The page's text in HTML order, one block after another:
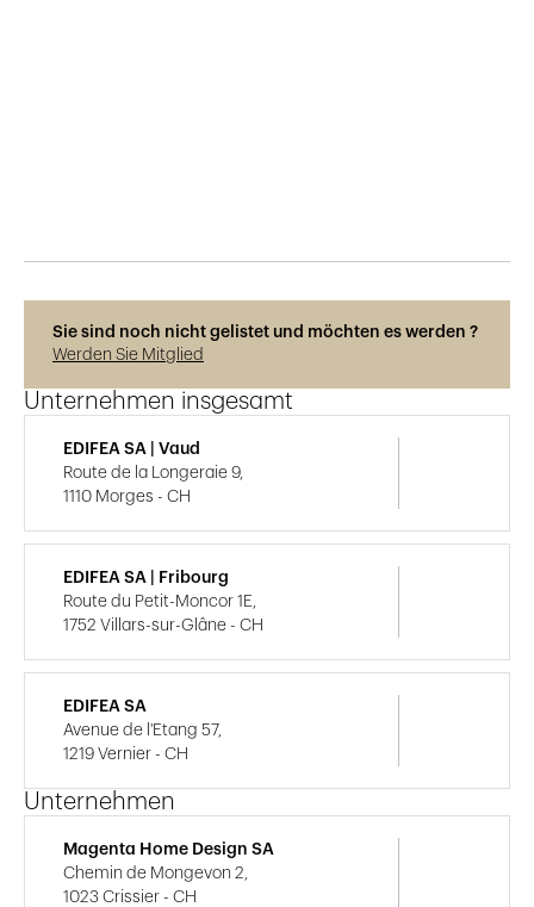
Sie sind noch nicht gelistet und möchten es werden ?
Werden Sie Mitglied
Unternehmen insgesamt
EDIFEA SA | Vaud
Route de la Longeraie 9,
1110 Morges - CH
EDIFEA SA | Fribourg
Route du Petit-Moncor 1E,
1752 Villars-sur-Glâne - CH
EDIFEA SA
Avenue de l'Etang 57,
1219 Vernier - CH
Unternehmen
Magenta Home Design SA
Chemin de Mongevon 2,
1023 Crissier - CH